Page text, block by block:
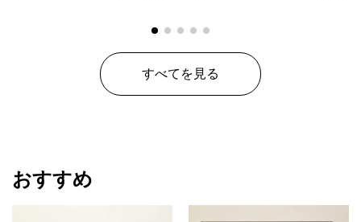
偏見の狭域の中で生きることより、
宇宙という広域で生きることを選択してください。
でも、人の世界に生まれてきたのは、あなたの意志。
人の世界での経験をあなたが選択しました。
すべてを見る
おすすめ